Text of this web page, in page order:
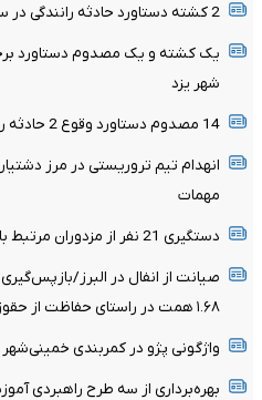
2 کشته دستاورد حادثه رانندگی در سراب عباس‌آباد شهرستان شازند
یک کشته و یک مصدوم دستاورد
شهر یزد
14 مصدوم دستاورد وقوع 2 حادثه رانندگی در محدوده پل سریز
انهدام تیم تروریستی در مرز
مهمات
دستگیری 21 نفر از مزدوران مرتبط با رژیم صهیونیستی در استان کرمان
۱.۶۸ همت در راستای حفاظت از حقوق بیت‌المال
واژگونی پژو در کمربندی